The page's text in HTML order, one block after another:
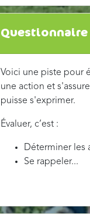
Voici une piste pour
une action et
puisse s'exprimer.
Évaluer, c’est :
Déterminer les
Se rappeler...